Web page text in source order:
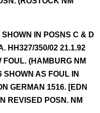
IN POSNS C & D
HH327/350/02 21.1.92
FOUL. (HAMBURG NM
SHOWN AS FOUL IN
GERMAN 1516. [EDN
REVISED POSN. NM